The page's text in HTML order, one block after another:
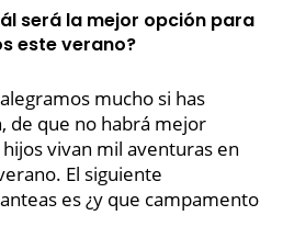
será la mejor opción para
este verano?
mucho si has
de que no habrá mejor
vivan mil aventuras en
El siguiente
es ¿y que campamento